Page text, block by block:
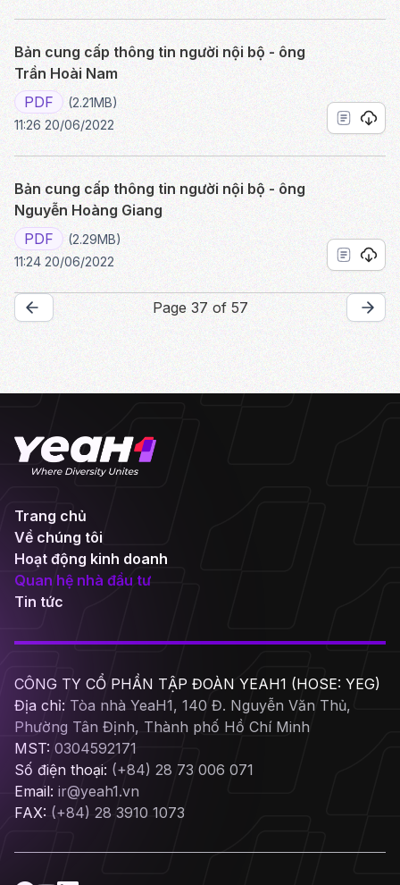
Bản cung cấp thông tin người nội bộ - ông
Trần Hoài Nam
PDF
(2.21MB)
11:26 20/06/2022
Bản cung cấp thông tin người nội bộ - ông
Nguyễn Hoàng Giang
PDF
(2.29MB)
11:24 20/06/2022
Page 37 of 57
Trang chủ
Về chúng tôi
Hoạt động kinh doanh
Quan hệ nhà đầu tư
Tin tức
CÔNG TY CỔ PHẦN TẬP ĐOÀN YEAH1 (HOSE: YEG)
Địa chỉ: Tòa nhà YeaH1, 140 Đ. Nguyễn Văn Thủ,
Phường Tân Định, Thành phố Hồ Chí Minh
MST: 0304592171
Số điện thoại: (+84) 28 73 006 071
Email: ir@yeah1.vn
FAX: (+84) 28 3910 1073